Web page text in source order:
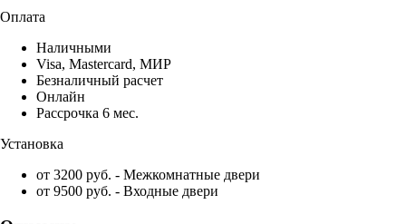
Оплата
Наличными
Visa, Mastercard, МИР
Безналичный расчет
Онлайн
Рассрочка 6 мес.
Установка
от 3200 руб. - Межкомнатные двери
от 9500 руб. - Входные двери